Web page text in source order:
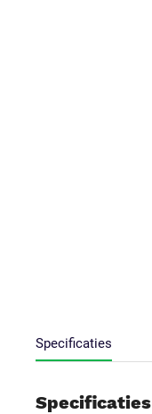
Specificaties
Specificaties